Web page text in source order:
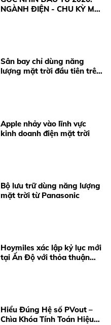
ngay khuyến nghị từ BKE Solar.
NGÀNH ĐIỆN - CHU KỲ MỚI
Sân bay chỉ dùng năng
lượng mặt trời đầu tiên trên
Apple nhảy vào lĩnh vực
kinh doanh điện mặt trời
Bộ lưu trữ dùng năng lượng
mặt trời từ Panasonic
Hoymiles xác lập kỷ lục mới
tại Ấn Độ với thỏa thuận
Hiểu Đúng Hệ số PVout –
Chìa Khóa Tính Toán Hiệu